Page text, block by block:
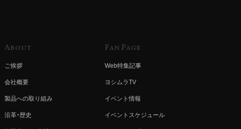
About
ご挨拶
会社概要
製品への取り組み
沿革・歴史
Fan Page
Web特集記事
ヨシムラTV
イベント情報
イベントスケジュール